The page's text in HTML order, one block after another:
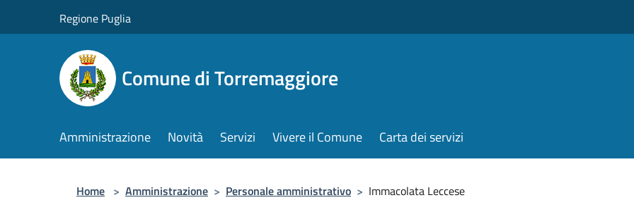
Regione Puglia
Comune di Torremaggiore
Amministrazione Novità Servizi Vivere il Comune Carta dei servizi
Home > Amministrazione > Personale amministrativo > Immacolata Leccese